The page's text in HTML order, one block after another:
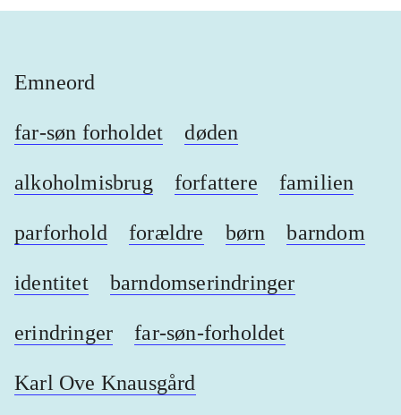
Emneord
far-søn forholdet døden
alkoholmisbrug forfattere familien
parforhold forældre børn barndom
identitet barndomserindringer
erindringer far-søn-forholdet
Karl Ove Knausgård